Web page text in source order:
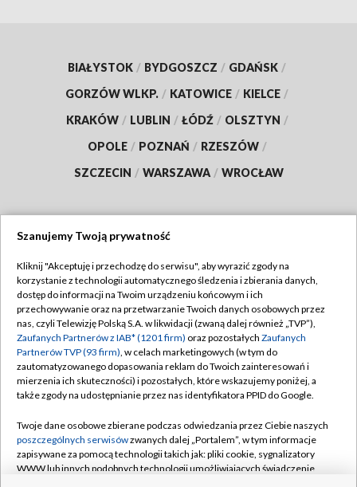
BIAŁYSTOK / BYDGOSZCZ / GDAŃSK /
GORZÓW WLKP. / KATOWICE / KIELCE /
KRAKÓW / LUBLIN / ŁÓDŹ / OLSZTYN /
OPOLE / POZNAŃ / RZESZÓW /
SZCZECIN / WARSZAWA / WROCŁAW
TVP
Abonament TVP
Emisja w TVP
Centrum informacji TVP
Naziemna Telewizja Cyfrowa
Rada Programowa
System NOS
Regulamin TVP
Polityka prywatności
Moje zgody
Pomoc
Kontakt
Szanujemy Twoją prywatność
Kliknij "Akceptuję i przechodzę do serwisu", aby wyrazić zgody na
korzystanie z technologii automatycznego śledzenia i zbierania danych,
dostęp do informacji na Twoim urządzeniu końcowym i ich
przechowywanie oraz na przetwarzanie Twoich danych osobowych przez
nas, czyli Telewizję Polską S.A. w likwidacji (zwaną dalej również „TVP”),
Zaufanych Partnerów z IAB* (1201 firm) oraz pozostałych Zaufanych
Partnerów TVP (93 firm), w celach marketingowych (w tym do
zautomatyzowanego dopasowania reklam do Twoich zainteresowań i
mierzenia ich skuteczności) i pozostałych, które wskazujemy poniżej, a
także zgody na udostępnianie przez nas identyfikatora PPID do Google.
Twoje dane osobowe zbierane podczas odwiedzania przez Ciebie naszych
poszczególnych serwisówzwanych dalej „Portalem”, w tym informacje
zapisywane za pomocą technologii takich jak: pliki cookie, sygnalizatory
WWW lub innych podobnych technologii umożliwiających świadczenie